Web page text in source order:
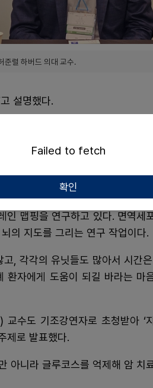
준렬 하버드 의대 교수.
설명했다.
활성화가 이뤄지는데, 이때 뇌에
학계에 이미 알려진 사실이기 때문
인 맵핑을 연구하고 있다. 면역세
의 지도를 그리는 연구 작업이다.
, 각각의 유닛들도 많아서 시간
환자에게 도움이 되길 바라는 마
수도 기조강연자로 초청받아 ‘
제로 발표했다.
아니라 글루코스를 억제해 암 치
Failed to fetch
확인